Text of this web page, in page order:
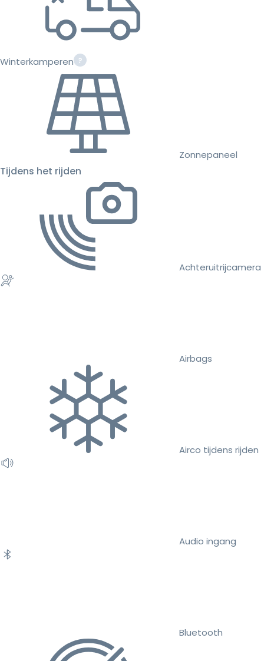
Winterkamperen
Zonnepaneel
Tijdens het rijden
Achteruitrijcamera
Airbags
Airco tijdens rijden
Audio ingang
Bluetooth